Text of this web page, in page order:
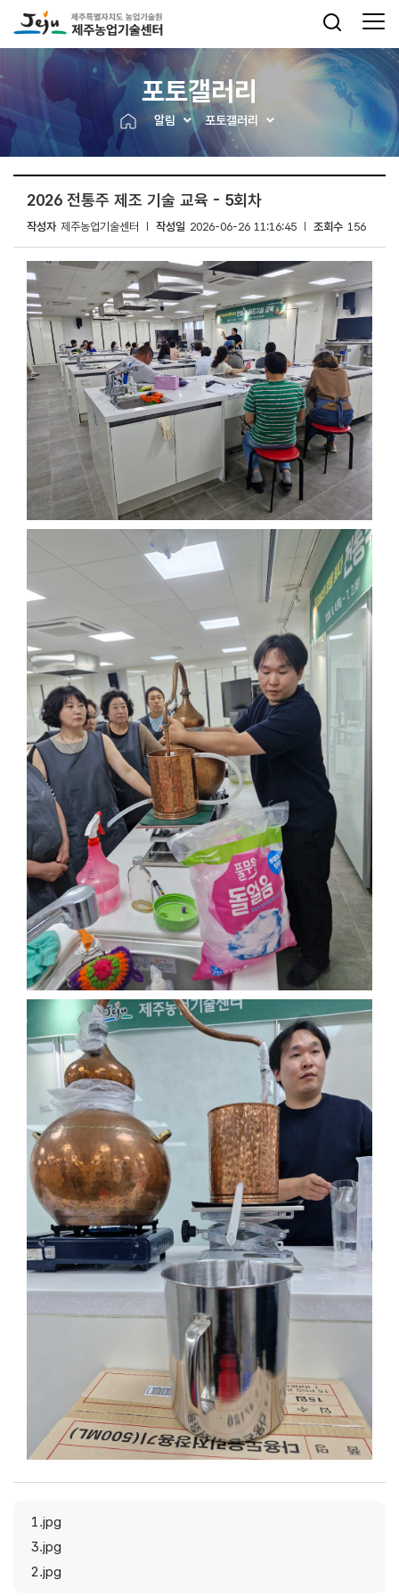
포토갤러리
알림 포토갤러리
2026 전통주 제조 기술 교육 - 5회차
작성자 제주농업기술센터 작성일 2026-06-26 11:16:45 조회수 156
1.jpg
3.jpg
2.jpg